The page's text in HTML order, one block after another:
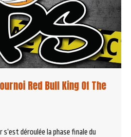
Red Bull King Of The
s’est déroulée la phase finale du